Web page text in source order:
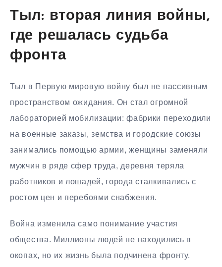
Тыл: вторая линия войны,
где решалась судьба
фронта
Тыл в Первую мировую войну был не пассивным
пространством ожидания. Он стал огромной
лабораторией мобилизации: фабрики переходили
на военные заказы, земства и городские союзы
занимались помощью армии, женщины заменяли
мужчин в ряде сфер труда, деревня теряла
работников и лошадей, города сталкивались с
ростом цен и перебоями снабжения.
Война изменила само понимание участия
общества. Миллионы людей не находились в
окопах, но их жизнь была подчинена фронту.